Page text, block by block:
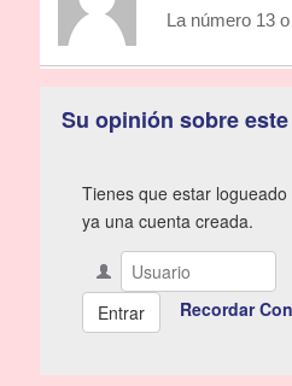
La número 13
Su opinión sobre
Tienes que estar
ya una cuenta creada.
Recordar